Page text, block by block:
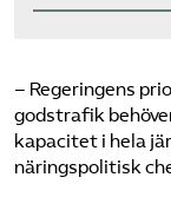
– Regeringens
godstrafik
kapacitet i hela
näringspolitisk